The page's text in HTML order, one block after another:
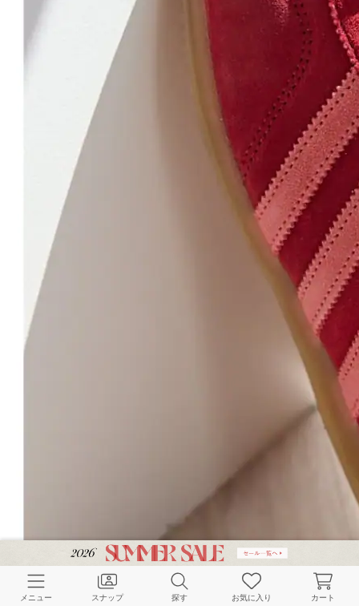
メニュー スナップ 探す お気に入り カート